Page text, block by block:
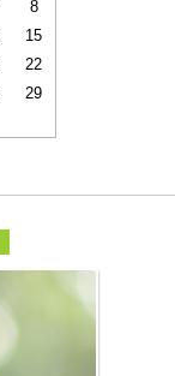
8
15
22
29